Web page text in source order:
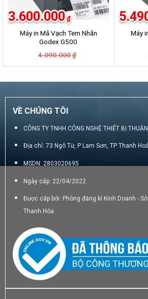
Máy in Mã Vạch Tem Nhãn
Godex G500
4.090.000 ₫
là:
3.600.000 ₫
tại
3.600.000₫.
Máy
VỀ CHÚNG TÔI
CÔNG TY TNHH CÔNG NGHỆ THIẾT BỊ
Địa chỉ: 73 Ngô Từ, P Lam Sơn, TP Thanh Hoá
MSDN: 2803020695
Ngày cấp: 22/04/2022
Được cấp bởi: Phòng đăng kí Kinh Doanh -
Thanh Hóa